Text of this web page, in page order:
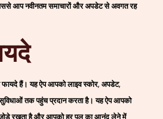
आप नवीनतम समाचारों और अपडेट से अवगत रह
हैं। यह ऐप आपको लाइव स्कोर, अपडेट,
तक पहुंच प्रदान करता है। यह ऐप आपको